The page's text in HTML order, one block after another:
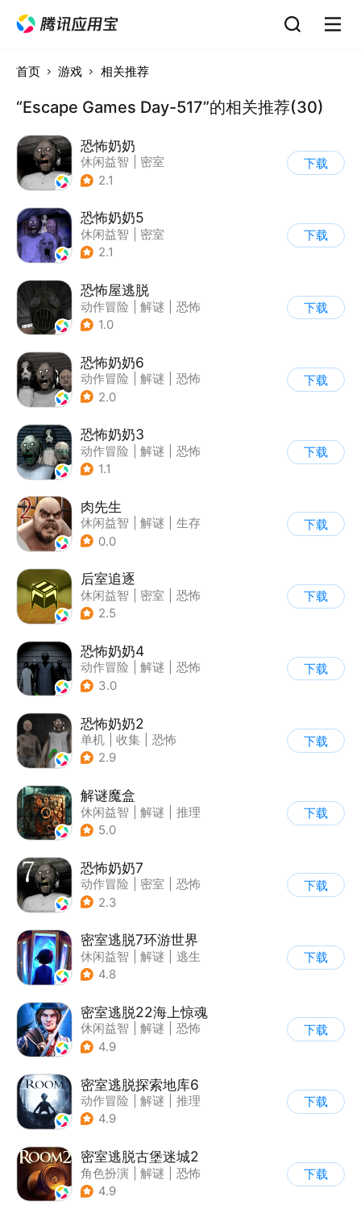
首页 游戏 相关推荐
“Escape Games Day-517”的相关推荐(30)
恐怖奶奶
休闲益智
密室
| 恐怖奶奶
2.1
下载
恐怖奶奶5
休闲益智
密室
| 恐怖奶奶
2.1
下载
恐怖屋逃脱
动作冒险 解谜
恐怖
| 暗黑
1.0
下载
恐怖奶奶6
动作冒险 解谜
恐怖
| 恐怖奶奶
2.0
下载
恐怖奶奶3
动作冒险 解谜
恐怖
| 恐怖奶奶
1.1
下载
肉先生
休闲益智 解谜
生存
| 卡通
0.0
下载
后室追逐
休闲益智 密室
恐怖
| 卡通
2.5
下载
恐怖奶奶4
动作冒险 解谜
恐怖
| 恐怖奶奶
3.0
下载
恐怖奶奶2
单机 收集
恐怖
| 恐怖奶奶
2.9
下载
解谜魔盒
休闲益智 解谜
推理
| 烧脑
5.0
下载
恐怖奶奶7
动作冒险 密室
恐怖
| 恐怖奶奶
2.3
下载
密室逃脱7环游世界
休闲益智 解谜
逃生
| 密室逃脱
4.8
下载
密室逃脱22海上惊魂
休闲益智 解谜
恐怖
| 密室逃脱
4.9
下载
密室逃脱探索地库6
动作冒险 解谜
推理
| 欧美风
4.9
下载
密室逃脱古堡迷城2
角色扮演 解谜
恐怖
| 密室逃脱
4.9
下载